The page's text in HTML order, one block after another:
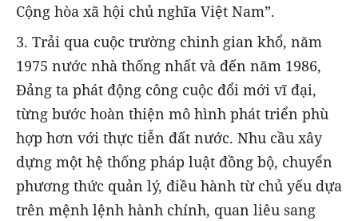
Cộng hòa xã hội chủ nghĩa Việt Nam”.
3. Trải qua cuộc trường chinh gian khổ, năm
1975 nước nhà thống nhất và đến năm 1986,
Đảng ta phát động công cuộc đổi mới vĩ đại,
từng bước hoàn thiện mô hình phát triển phù
hợp hơn với thực tiễn đất nước. Nhu cầu xây
dựng một hệ thống pháp luật đồng bộ, chuyển
phương thức quản lý, điều hành từ chủ yếu dựa
trên mệnh lệnh hành chính, quan liêu sang